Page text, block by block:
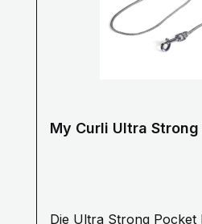
My Curli Ultra
Die Ultra Strong Pocket